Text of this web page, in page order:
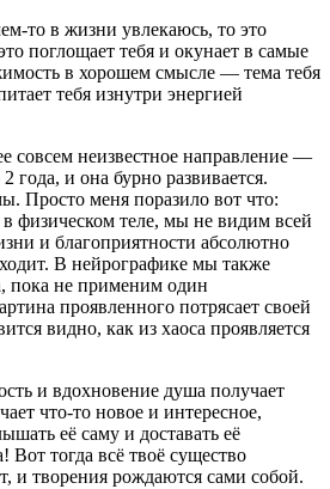
то в жизни увлекаюсь, то это
поглощает тебя и окунает в самые
в хорошем смысле — тема тебя
тебя изнутри энергией
совсем неизвестное направление —
года, и она бурно развивается.
Просто меня поразило вот что:
физическом теле, мы не видим всей
и благоприятности абсолютно
В нейрографике мы также
пока не применим один
проявленного потрясает своей
видно, как из хаоса проявляется
и вдохновение душа получает
что-то новое и интересное,
её саму и доставать её
Вот тогда всё твоё существо
и творения рождаются сами собой.